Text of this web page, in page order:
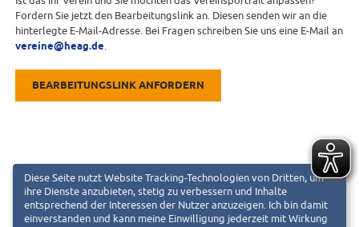
Fordern Sie jetzt den Bearbeitungslink an. Diesen senden wir an die
hinterlegte E-Mail-Adresse. Bei Fragen schreiben Sie uns eine E-Mail an
vereine@heag.de
BEARBEITUNGSLINK ANFORDERN
Diese Seite nutzt Website Tracking-Technologien von Dritten, um
ihre Dienste anzubieten, stetig zu verbessern und Inhalte
entsprechend der Interessen der Nutzer anzuzeigen. Ich bin damit
einverstanden und kann meine Einwilligung jederzeit mit Wirkung